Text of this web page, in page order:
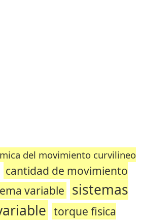
del movimiento curvilineo
cantidad de movimiento
variable sistemas
torque fisica